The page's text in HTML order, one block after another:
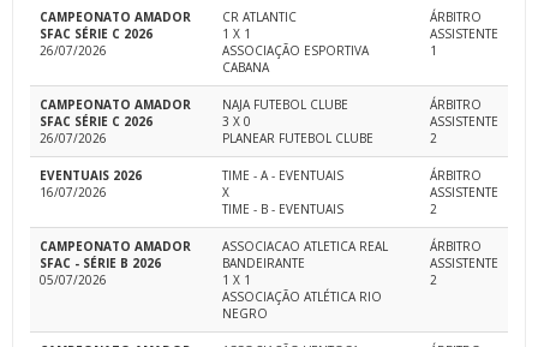
CAMPEONATO AMADOR
SFAC SÉRIE C 2026
26/07/2026
CR ATLANTIC
1 X 1
ASSOCIAÇÃO ESPORTIVA
CABANA
ÁRBITRO
ASSISTENTE
1
CAMPEONATO AMADOR
SFAC SÉRIE C 2026
26/07/2026
NAJA FUTEBOL CLUBE
3 X 0
PLANEAR FUTEBOL CLUBE
ÁRBITRO
ASSISTENTE
2
EVENTUAIS 2026
16/07/2026
TIME - A - EVENTUAIS
X
TIME - B - EVENTUAIS
ÁRBITRO
ASSISTENTE
2
CAMPEONATO AMADOR
SFAC - SÉRIE B 2026
05/07/2026
ASSOCIACAO ATLETICA REAL
BANDEIRANTE
1 X 1
ASSOCIAÇÃO ATLÉTICA RIO
NEGRO
ÁRBITRO
ASSISTENTE
2